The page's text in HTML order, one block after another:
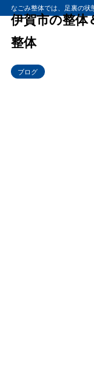
なごみ整体では、足裏の状
伊賀市の整体
整体
ブログ